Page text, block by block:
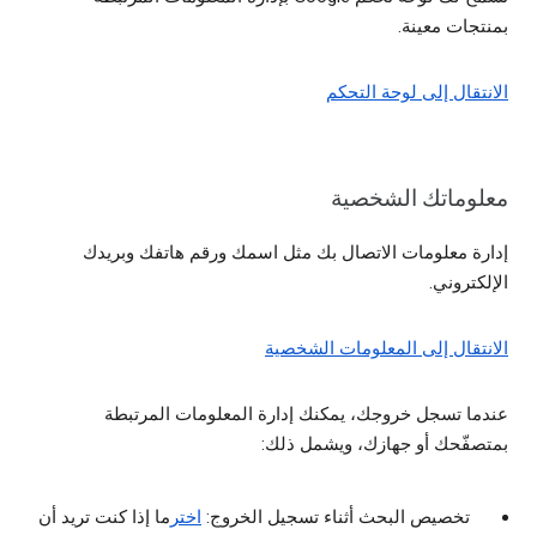
بمنتجات معينة.
الانتقال إلى لوحة التحكم
معلوماتك الشخصية
إدارة معلومات الاتصال بك مثل اسمك ورقم هاتفك وبريدك
الإلكتروني.
الانتقال إلى المعلومات الشخصية
عندما تسجل خروجك، يمكنك إدارة المعلومات المرتبطة
بمتصفّحك أو جهازك، ويشمل ذلك:
تخصيص البحث أثناء تسجيل الخروج: اختر ما إذا كنت تريد أن